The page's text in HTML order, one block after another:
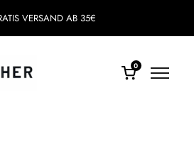
VERSAND AB 35€
0